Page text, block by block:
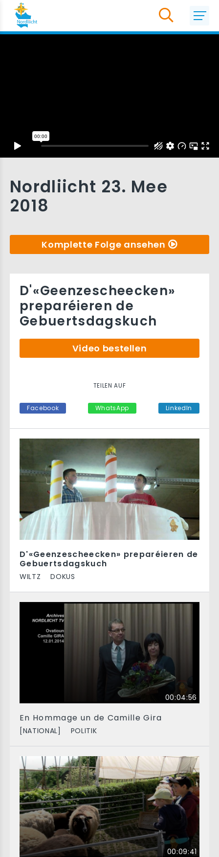
Nordliicht 23. Mee
2018
Komplette Folge ansehen
D'«Geenzescheecken» preparéieren de
Gebuertsdagskuch
WILTZ DOKUS
00:04:56
En Hommage un de Camille Gira
[NATIONAL] POLITIK
00:09:41
D'«Geenzescheecken»
preparéieren de
Gebuertsdagskuch
Video bestellen
TEILEN AUF
Facebook WhatsApp LinkedIn